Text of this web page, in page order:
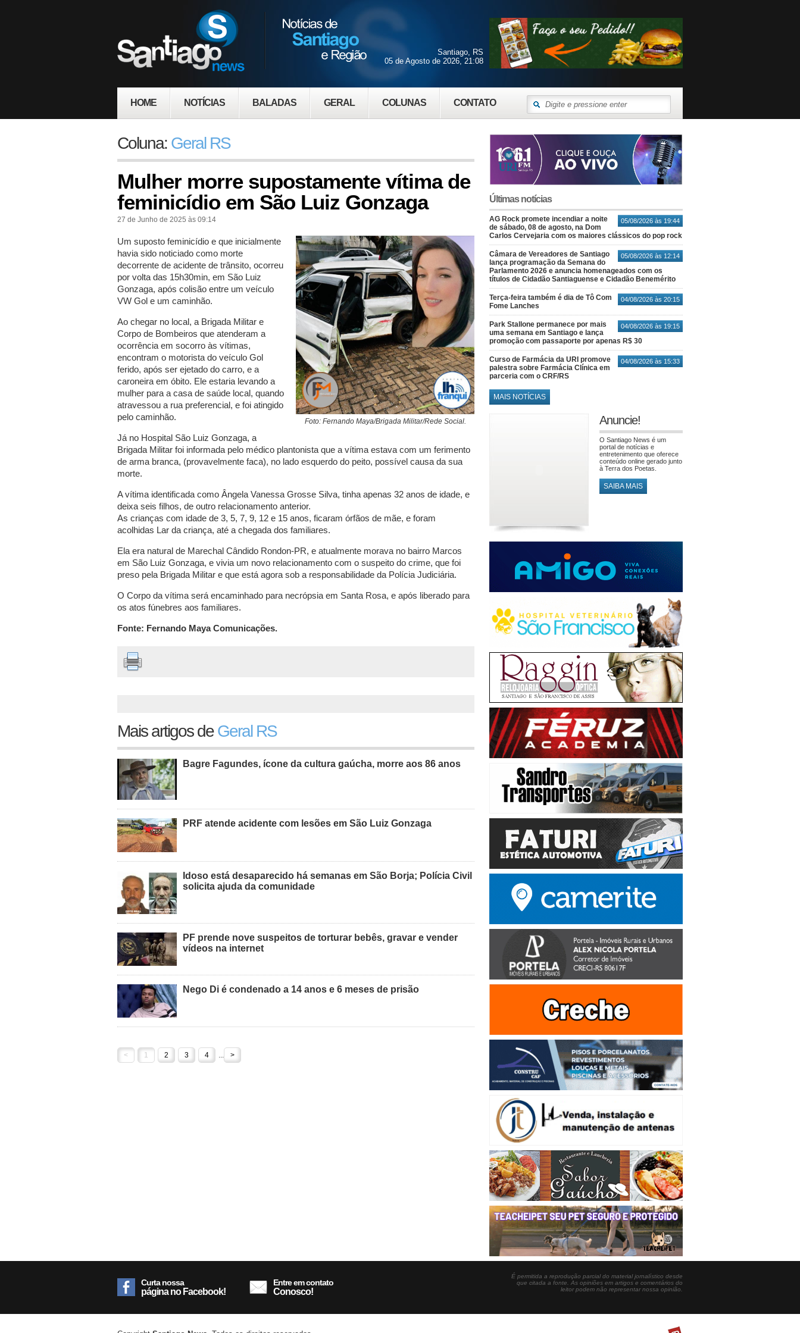
HOME NOTÍCIAS BALADAS GERAL COLUNAS CONTATO
Santiago, RS
05 de Agosto de 2026, 21:08
Coluna: Geral RS
Mulher morre supostamente vítima de
feminicídio em São Luiz Gonzaga
27 de Junho de 2025 às 09:14
Foto: Fernando Maya/Brigada Militar/Rede Social.
Um suposto feminicídio e que inicialmente
havia sido noticiado como morte
decorrente de acidente de trânsito, ocorreu
por volta das 15h30min, em São Luiz
Gonzaga, após colisão entre um veículo
VW Gol e um caminhão.
Ao chegar no local, a Brigada Militar e
Corpo de Bombeiros que atenderam a
ocorrência em socorro às vítimas,
encontram o motorista do veículo Gol
ferido, após ser ejetado do carro, e a
caroneira em óbito. Ele estaria levando a
mulher para a casa de saúde local, quando
atravessou a rua preferencial, e foi atingido
pelo caminhão.
Já no Hospital São Luiz Gonzaga, a
Brigada Militar foi informada pelo médico plantonista que a vítima estava com um ferimento
de arma branca, (provavelmente faca), no lado esquerdo do peito, possível causa da sua
morte.
A vítima identificada como Ângela Vanessa Grosse Silva, tinha apenas 32 anos de idade, e
deixa seis filhos, de outro relacionamento anterior.
As crianças com idade de 3, 5, 7, 9, 12 e 15 anos, ficaram órfãos de mãe, e foram
acolhidas Lar da criança, até a chegada dos familiares.
Ela era natural de Marechal Cândido Rondon-PR, e atualmente morava no bairro Marcos
em São Luiz Gonzaga, e vivia um novo relacionamento com o suspeito do crime, que foi
preso pela Brigada Militar e que está agora sob a responsabilidade da Polícia Judiciária.
O Corpo da vítima será encaminhado para necrópsia em Santa Rosa, e após liberado para
os atos fúnebres aos familiares.
Fonte: Fernando Maya Comunicações.
Mais artigos deGeral RS
Bagre Fagundes, ícone da cultura gaúcha, morre aos 86 anos
PRF atende acidente com lesões em São Luiz Gonzaga
Idoso está desaparecido há semanas em São Borja; Polícia Civil
solicita ajuda da comunidade
PF prende nove suspeitos de torturar bebês, gravar e vender
vídeos na internet
Nego Di é condenado a 14 anos e 6 meses de prisão
< 1 2 3 4 ... >
Últimas notícias
05/08/2026 às 19:44
AG Rock promete incendiar a noite
de sábado, 08 de agosto, na Dom
Carlos Cervejaria com os maiores clássicos do pop rock
05/08/2026 às 12:14
Câmara de Vereadores de Santiago
lança programação da Semana do
Parlamento 2026 e anuncia homenageados com os
títulos de Cidadão Santiaguense e Cidadão Benemérito
04/08/2026 às 20:15
Terça-feira também é dia de Tô Com
Fome Lanches
04/08/2026 às 19:15
Park Stallone permanece por mais
uma semana em Santiago e lança
promoção com passaporte por apenas R$ 30
04/08/2026 às 15:33
Curso de Farmácia da URI promove
palestra sobre Farmácia Clínica em
parceria com o CRF/RS
MAIS NOTÍCIAS
Anuncie!
O Santiago News é um
portal de notícias e
entretenimento que oferece
conteúdo online gerado junto
à Terra dos Poetas.
SAIBA MAIS
Curta nossa
página no Facebook!
Entre em contato
Conosco!
É permitida a reprodução parcial do material jornalístico desde
que citada a fonte. As opiniões em artigos e comentários do
leitor podem não representar nossa opinião.